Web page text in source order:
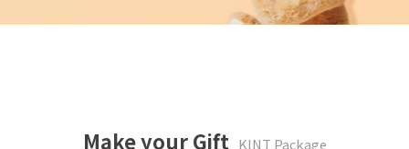
Make your Gift KINT Package